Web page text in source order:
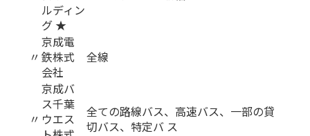
ルディン
グ ★
〃
京成電
鉄株式
会社
全線
〃
京成バ
ス千葉
ウエス
全ての路線バス、高速バス、一部の貸
切バス、特定バ ス